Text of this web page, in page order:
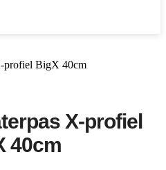
profiel BigX 40cm
X-profiel
40cm